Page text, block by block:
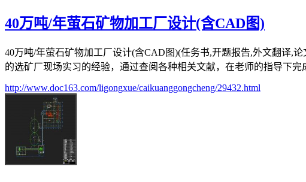
40万吨/年萤石矿物加工厂设计(含CAD图)
40万吨/年萤石矿物加工厂设计(含CAD图)(任务书,开题报告,外文翻译,
的选矿厂现场实习的经验，通过查阅各种相关文献，在老师的指导下完
http://www.doc163.com/ligongxue/caikuanggongcheng/29432.html